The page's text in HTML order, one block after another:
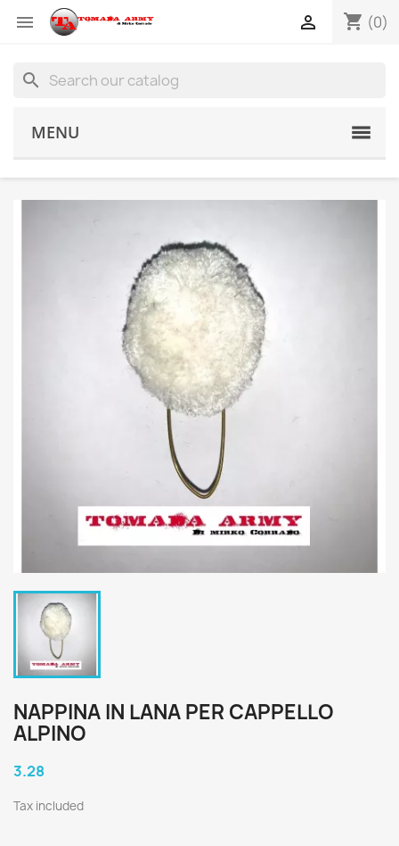
 shopping_cart (0)

search
MENU
NAPPINA IN LANA PER CAPPELLO
ALPINO
3.28
Tax included